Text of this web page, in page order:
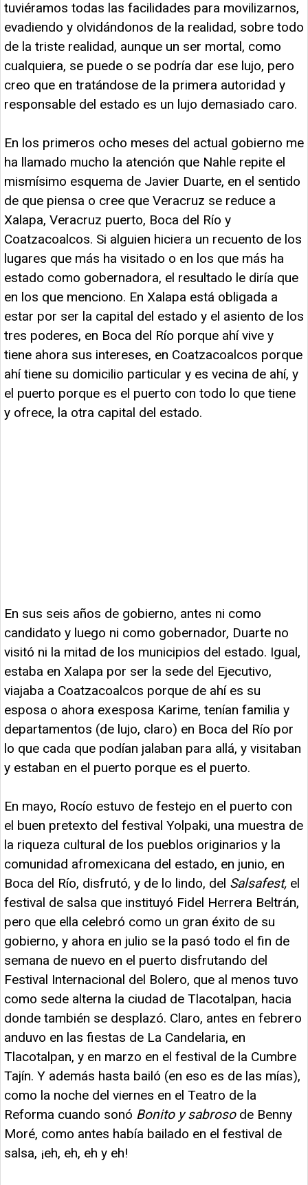
tuviéramos todas las facilidades para movilizarnos,
evadiendo y olvidándonos de la realidad, sobre todo
de la triste realidad, aunque un ser mortal, como
cualquiera, se puede o se podría dar ese lujo, pero
creo que en tratándose de la primera autoridad y
responsable del estado es un lujo demasiado caro.
En los primeros ocho meses del actual gobierno me
ha llamado mucho la atención que Nahle repite el
mismísimo esquema de Javier Duarte, en el sentido
de que piensa o cree que Veracruz se reduce a
Xalapa, Veracruz puerto, Boca del Río y
Coatzacoalcos. Si alguien hiciera un recuento de los
lugares que más ha visitado o en los que más ha
estado como gobernadora, el resultado le diría que
en los que menciono. En Xalapa está obligada a
estar por ser la capital del estado y el asiento de los
tres poderes, en Boca del Río porque ahí vive y
tiene ahora sus intereses, en Coatzacoalcos porque
ahí tiene su domicilio particular y es vecina de ahí, y
el puerto porque es el puerto con todo lo que tiene
y ofrece, la otra capital del estado.
En sus seis años de gobierno, antes ni como
candidato y luego ni como gobernador, Duarte no
visitó ni la mitad de los municipios del estado. Igual,
estaba en Xalapa por ser la sede del Ejecutivo,
viajaba a Coatzacoalcos porque de ahí es su
esposa o ahora exesposa Karime, tenían familia y
departamentos (de lujo, claro) en Boca del Río por
lo que cada que podían jalaban para allá, y visitaban
y estaban en el puerto porque es el puerto.
En mayo, Rocío estuvo de festejo en el puerto con
el buen pretexto del festival Yolpaki, una muestra de
la riqueza cultural de los pueblos originarios y la
comunidad afromexicana del estado, en junio, en
Boca del Río, disfrutó, y de lo lindo, del Salsafest, el
festival de salsa que instituyó Fidel Herrera Beltrán,
pero que ella celebró como un gran éxito de su
gobierno, y ahora en julio se la pasó todo el fin de
semana de nuevo en el puerto disfrutando del
Festival Internacional del Bolero, que al menos tuvo
como sede alterna la ciudad de Tlacotalpan, hacia
donde también se desplazó. Claro, antes en febrero
anduvo en las fiestas de La Candelaria, en
Tlacotalpan, y en marzo en el festival de la Cumbre
Tajín. Y además hasta bailó (en eso es de las mías),
como la noche del viernes en el Teatro de la
Reforma cuando sonó Bonito y sabroso de Benny
Moré, como antes había bailado en el festival de
salsa, ¡eh, eh, eh y eh!